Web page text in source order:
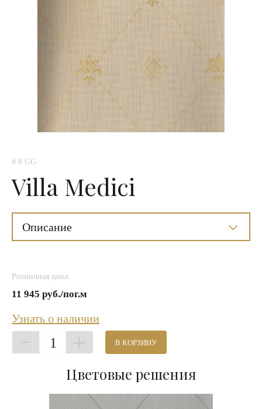
# 8 GG
Villa Medici
Описание
Розничная цена:
11 945 руб./пог.м
Узнать о наличии
1 В КОРЗИНУ
Цветовые решения